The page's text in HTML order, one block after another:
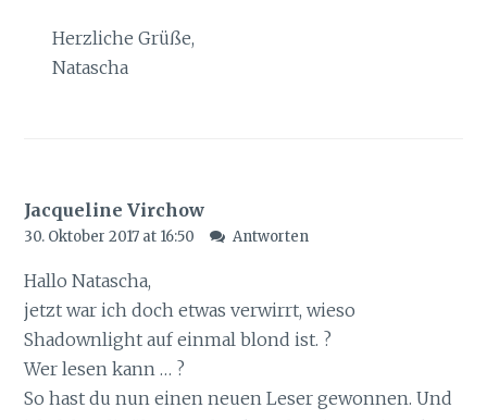
Herzliche Grüße,
Natascha
Jacqueline Virchow
30. Oktober 2017 at 16:50 Antworten
Hallo Natascha,
jetzt war ich doch etwas verwirrt, wieso
Shadownlight auf einmal blond ist. ?
Wer lesen kann … ?
So hast du nun einen neuen Leser gewonnen. Und